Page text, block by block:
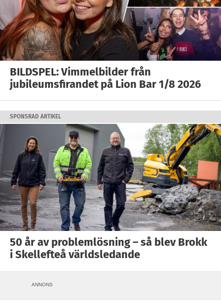
BILDSPEL: Vimmelbilder från
jubileumsfirandet på Lion Bar 1/8 2026
SPONSRAD ARTIKEL
50 år av problemlösning – så blev Brokk
i Skellefteå världsledande
ANNONS